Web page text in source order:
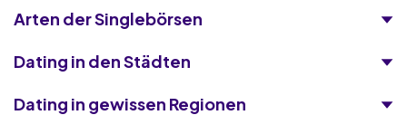
Arten der Singlebörsen
Dating in den Städten
Dating in gewissen Regionen